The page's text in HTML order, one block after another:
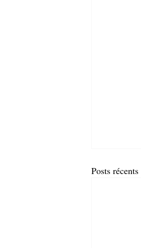
Posts récents